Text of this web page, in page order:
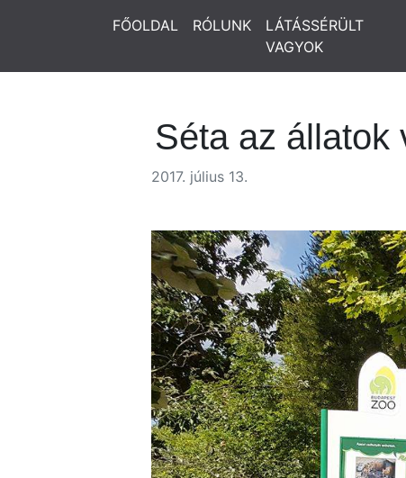
FŐOLDAL RÓLUNK
LÁTÁSSÉRÜLT
VAGYOK
Séta az állatok
2017. július 13.